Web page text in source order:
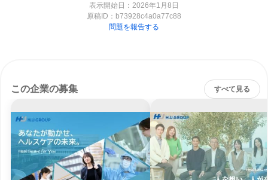
表示開始日：2026年1月8日
原稿ID： b73928c4a0a77c88
問題を報告する
この企業の募集 すべて見る